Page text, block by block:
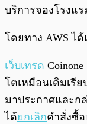
บริการจองโรงแ
โดยทาง AWS ไ
เว็บเทรด
โตเหมือนเดิมเรี
มาประกาศและก
ได้ยกเลิกคำสั่งซื้